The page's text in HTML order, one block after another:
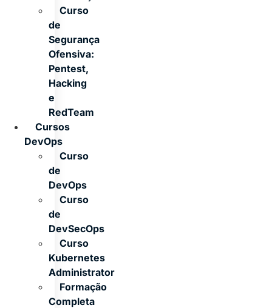
Curso
de
Segurança
Ofensiva:
Pentest,
Hacking
e
RedTeam
Cursos
DevOps
Curso
de
DevOps
Curso
de
DevSecOps
Curso
Kubernetes
Administrator
Formação
Completa